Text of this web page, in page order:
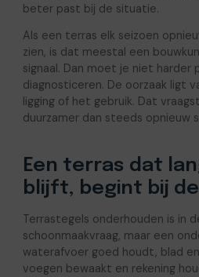
beter past bij de situatie.
Als een terras elk seizoen
zien, is dat meestal een
signaal. Dan moet je niet
diagnosticeren. De oorzaak ligt
ligging of het gebruik. Dat
duurzamer dan steeds opnieuw
Een terras dat
blijft, begint bij
Terrastegels onderhouden is in
schoonmaakvraag, maar een
waterafvoer goed houdt, blad
voegen bewaakt en rekening